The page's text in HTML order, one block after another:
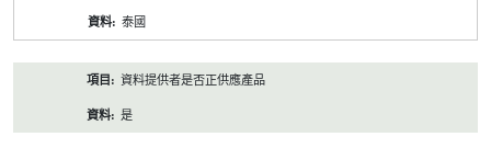
泰國
資料提供者是否正供應產品
是